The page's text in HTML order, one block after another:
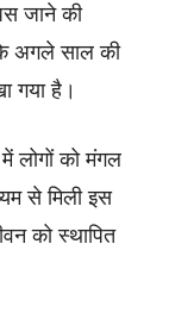
जाने की
अगले साल की
गया है।
लोगों को मंगल
से मिली इस
को स्थापित